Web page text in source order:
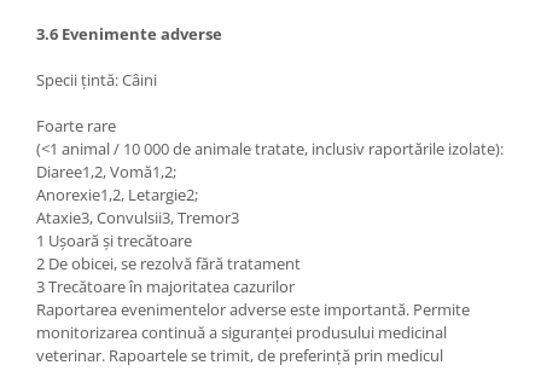
3.6 Evenimente adverse
Specii țintă: Câini
Foarte rare
(<1 animal / 10 000 de animale tratate, inclusiv raportările izolate):
Diaree1,2, Vomă1,2;
Anorexie1,2, Letargie2;
Ataxie3, Convulsii3, Tremor3
1 Ușoară și trecătoare
2 De obicei, se rezolvă fără tratament
3 Trecătoare în majoritatea cazurilor
Raportarea evenimentelor adverse este importantă. Permite
monitorizarea continuă a siguranței produsului medicinal
veterinar. Rapoartele se trimit, de preferință prin medicul